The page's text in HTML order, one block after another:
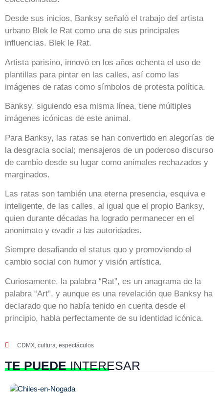
Desde sus inicios, Banksy señaló el trabajo del artista
urbano Blek le Rat como una de sus principales
influencias. Blek le Rat.
Artista parisino, innovó en los años ochenta el uso de
plantillas para pintar en las calles, así como las
imágenes de ratas como símbolos de protesta política.
Banksy, siguiendo esa misma línea, tiene múltiples
imágenes icónicas de este animal.
Para Banksy, las ratas se han convertido en alegorías de
la desgracia social; mensajeros de un poderoso discurso
de cambio desde su lugar como animales rechazados y
marginados.
Las ratas son también una eterna presencia, esquiva e
inteligente, de las calles, al igual que el propio Banksy,
quien durante décadas ha logrado permanecer en el
anonimato y evadir a las autoridades.
Siempre desafiando el status quo y promoviendo el
cambio social con humor y visión artística.
Curiosamente, la palabra “Rat”, es un anagrama de la
palabra “Art”, y aunque es una revelación que Banksy ha
declarado que no había tenido en cuenta desde el
principio, habla perfectamente de su identidad icónica.
CDMX, cultura, espectáculos
TE PUEDEINTERESAR